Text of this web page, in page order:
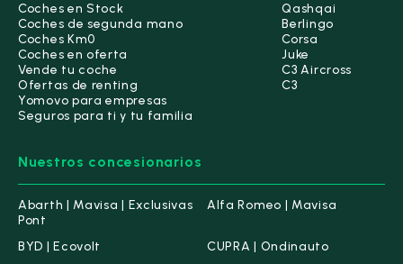
Coches en Stock
Coches de segunda mano
Coches Km0
Coches en oferta
Vende tu coche
Ofertas de renting
Yomovo para empresas
Seguros para ti y tu familia
Qashqai
Berlingo
Corsa
Juke
C3 Aircross
C3
Nuestros concesionarios
Abarth | Mavisa | Exclusivas
Pont
Alfa Romeo | Mavisa
BYD | Ecovolt
CUPRA | Ondinauto